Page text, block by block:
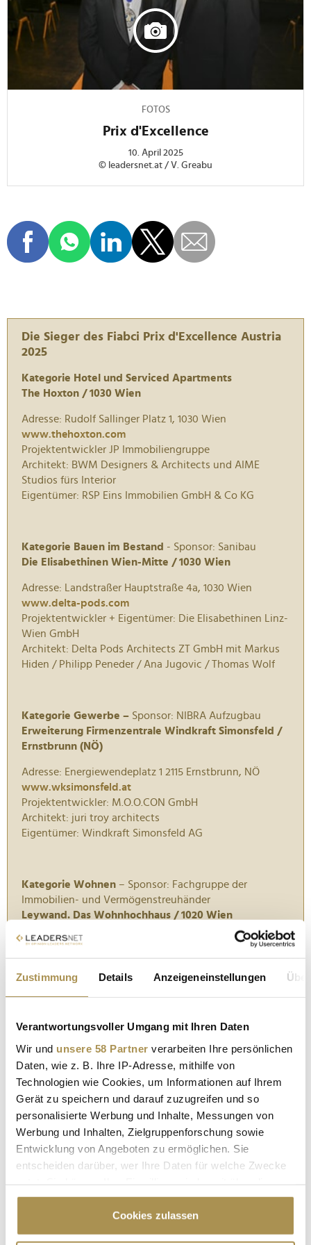
Zustimmung Details Anzeigeneinstellungen
Verantwortungsvoller Umgang mit Ihren Daten
Wir und unsere 58 Partner verarbeiten Ihre persönlichen
Daten, wie z. B. Ihre IP-Adresse, mithilfe von
Technologien wie Cookies, um Informationen auf Ihrem
Gerät zu speichern und darauf zuzugreifen und so
personalisierte Werbung und Inhalte, Messungen von
Werbung und Inhalten, Zielgruppenforschung sowie
Entwicklung von Angeboten zu ermöglichen. Sie
entscheiden darüber, wer Ihre Daten für welche Zwecke
Cookie-Erklärung oder durch Klicken auf das Privacy
Trigger Symbol ändern oder widerrufen
Cookies zulassen
FOTOS
Prix d'Excellence
10. April 2025
© leadersnet.at / V. Greabu
Die Sieger des Fiabci Prix d'Excellence Austria
2025
Kategorie Hotel und Serviced Apartments
The Hoxton / 1030 Wien
Adresse: Rudolf Sallinger Platz 1, 1030 Wien
www.thehoxton.com
Projektentwickler JP Immobiliengruppe
Architekt: BWM Designers & Architects und AIME
Studios fürs Interior
Eigentümer: RSP Eins Immobilien GmbH & Co KG
Kategorie Bauen im Bestand - Sponsor: Sanibau
Die Elisabethinen Wien-Mitte / 1030 Wien
Adresse: Landstraßer Hauptstraße 4a, 1030 Wien
www.delta-pods.com
Projektentwickler + Eigentümer: Die Elisabethinen Linz-
Wien GmbH
Architekt: Delta Pods Architects ZT GmbH mit Markus
Hiden / Philipp Peneder / Ana Jugovic / Thomas Wolf
Kategorie Gewerbe – Sponsor: NIBRA Aufzugbau
Erweiterung Firmenzentrale Windkraft Simonsfeld /
Ernstbrunn (NÖ)
Adresse: Energiewendeplatz 1 2115 Ernstbrunn, NÖ
www.wksimonsfeld.at
Projektentwickler: M.O.O.CON GmbH
Architekt: juri troy architects
Eigentümer: Windkraft Simonsfeld AG
Kategorie Wohnen – Sponsor: Fachgruppe der
Immobilien- und Vermögenstreuhänder
Leywand. Das Wohnhochhaus / 1020 Wien
Adresse: Leystrasse 154, 1020 Wien
www.leywand.at
Projektentwickler: KIBB Immobilen GmbH
Architekt: Franz und Sue ZT GmbH (Entwurf,
Eigentümer: WEG Leystrasse 154
Kategorie Spezialimmobilien – Sponsor: willhaben
Schloss Gainfarn – Musikschule / Bad Vöslau (NÖ)
Adresse: Hauptstraße 14. 2540 Bad Vöslau
www.msbadvoeslau.at
Projektentwickler + Eigentümer: Stadtgemeinde Bad
Vöslau
Architekt: Arch. Johannes Kraus (archipel architekten)
Baumeister: Sedlak Bau GmbH